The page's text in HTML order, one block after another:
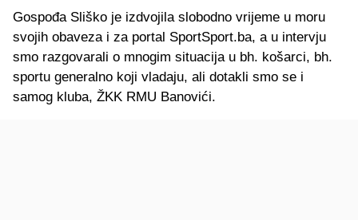
Gospođa Sliško je izdvojila slobodno vrijeme u moru
svojih obaveza i za portal SportSport.ba, a u intervju
smo razgovarali o mnogim situacija u bh. košarci, bh.
sportu generalno koji vladaju, ali dotakli smo se i
samog kluba, ŽKK RMU Banovići.